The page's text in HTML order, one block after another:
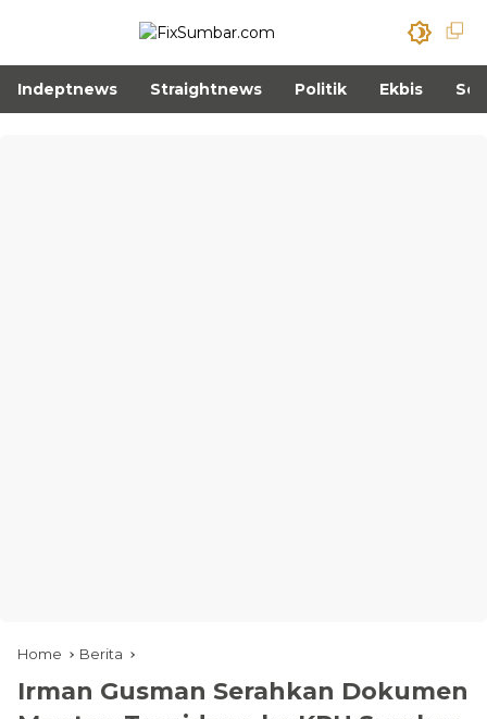
Indeptnews Straightnews Politik Ekbis
Home Berita
Irman Gusman Serahkan Dokumen